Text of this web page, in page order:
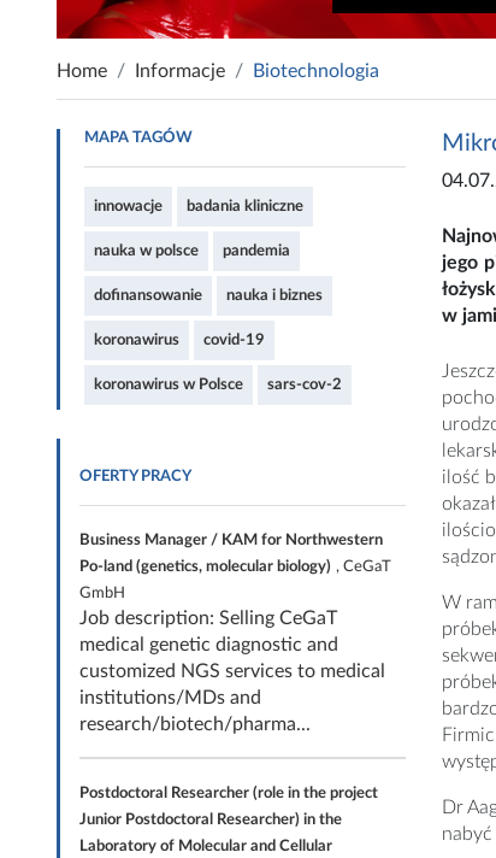
Home Informacje Biotechnologia
MAPA TAGÓW
innowacje badania kliniczne
nauka w polsce pandemia
dofinansowanie nauka i biznes
koronawirus covid-19
koronawirus w Polsce sars-cov-2
OFERTY PRACY
Business Manager / KAM for Northwestern
Po-land (genetics, molecular biology) , CeGaT
GmbH
Job description: Selling CeGaT
medical genetic diagnostic and
customized NGS services to medical
institutions/MDs and
research/biotech/pharma...
Postdoctoral Researcher (role in the project
Junior Postdoctoral Researcher) in the
Laboratory of Molecular and Cellular
jego
w
ilość
W
Dr
nabyć